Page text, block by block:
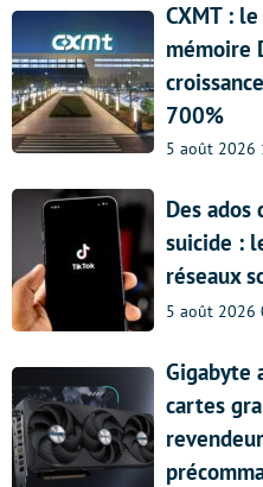
CXMT :
mémoire
700%
5 août 2026
Des
suicide :
réseaux
5 août 2026
Gigabyte
cartes